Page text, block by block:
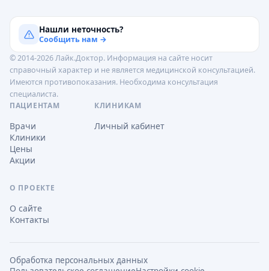
Нашли неточность?
Сообщить нам →
© 2014-2026 Лайк.Доктор. Информация на сайте носит
справочный характер и не является медицинской консультацией.
Имеются противопоказания. Необходима консультация
специалиста.
ПАЦИЕНТАМ
Врачи
Клиники
Цены
Акции
КЛИНИКАМ
Личный кабинет
О ПРОЕКТЕ
О сайте
Контакты
Обработка персональных данных